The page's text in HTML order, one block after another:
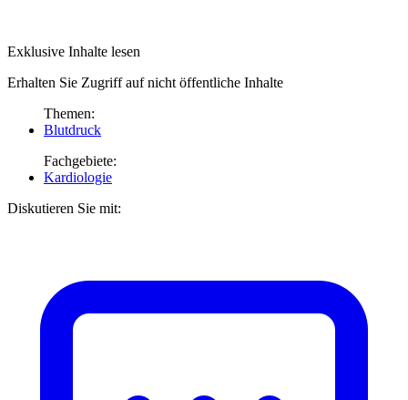
Exklusive Inhalte lesen
Erhalten Sie Zugriff auf nicht öffentliche Inhalte
Themen:
Blutdruck
Fachgebiete:
Kardiologie
Diskutieren Sie mit: